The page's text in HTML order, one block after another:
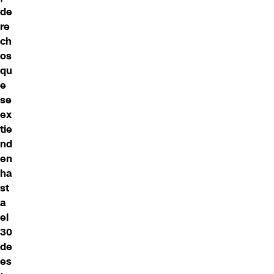
de
re
ch
os
qu
e
se
ex
tie
nd
en
ha
st
a
el
30
de
es